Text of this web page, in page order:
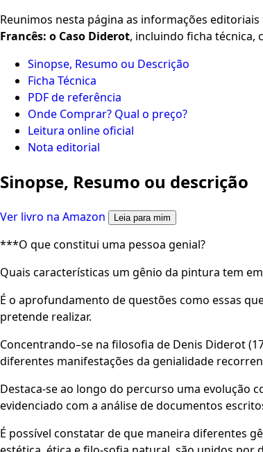
Reunimos nesta página as informações
Francês: o Caso Diderot, incluindo ficha técnica,
Sinopse, Resumo ou Descrição
Ficha Técnica
PDF de referência
Onde Comprar? Qual o preço?
Leitura online oficial
Nota editorial
Sinopse, Resumo ou descrição
Ver livro na Amazon Leia para mim
***O que constitui uma pessoa genial?
Quais características um gênio da pintura tem
É o aprofundamento de questões como essas
pretende realizar.
Concentrando–se na filosofia de Denis Diderot
diferentes manifestações da genialidade
Destaca-se ao longo do percurso uma evolução
evidenciado com a análise de documentos
É possível constatar de que maneira diferentes